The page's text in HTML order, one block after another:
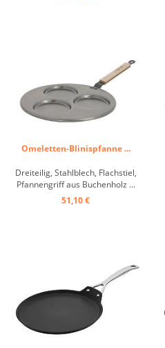
Omeletten-Blinispfanne ...
Dreiteilig, Stahlblech, Flachstiel,
Pfannengriff aus Buchenholz ...
51,10 €